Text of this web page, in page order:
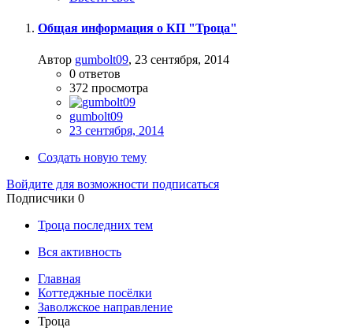
Общая информация о КП "Троца"
Автор gumbolt09, 23 сентября, 2014
0 ответов
372 просмотра
gumbolt09
23 сентября, 2014
Создать новую тему
Войдите для возможности подписаться
Подписчики 0
Троца последних тем
Вся активность
Главная
Коттеджные посёлки
Заволжское направление
Троца